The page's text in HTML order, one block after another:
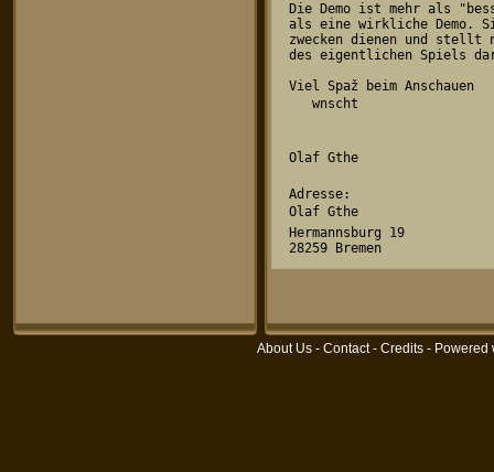
Die Demo ist mehr als
als eine wirkliche Demo.
zwecken dienen und stellt
des eigentlichen Spiels
Viel Spaž beim Anschauen
Olaf Gthe
Adresse:
Olaf Gthe
Hermannsburg 19
About Us - Contact- Credits - Powered